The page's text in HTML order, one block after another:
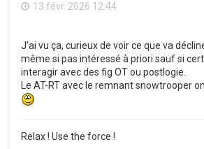
13 févr. 2026 12:44
J’ai vu ça, curieux de voir ce que va
même si pas intéressé à priori sauf si
interagir avec des fig OT ou postlogie.
Le AT-RT avec le remnant snowtrooper
Relax ! Use the force !